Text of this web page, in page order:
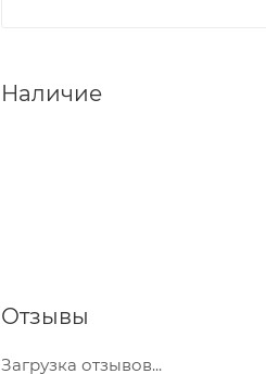
Наличие
Отзывы
Загрузка отзывов...